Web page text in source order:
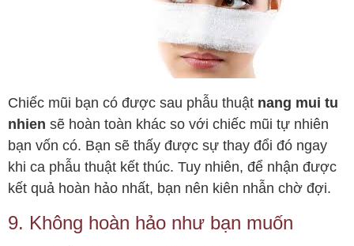
Chiếc mũi bạn có được sau phẫu thuật nang mui tu
nhien sẽ hoàn toàn khác so với chiếc mũi tự nhiên
bạn vốn có. Bạn sẽ thấy được sự thay đổi đó ngay
khi ca phẫu thuật kết thúc. Tuy nhiên, để nhận được
kết quả hoàn hảo nhất, bạn nên kiên nhẫn chờ đợi.
9. Không hoàn hảo như bạn muốn